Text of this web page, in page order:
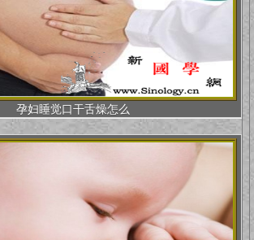
孕妇睡觉口干舌燥怎么